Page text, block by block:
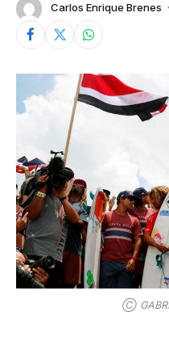
Carlos Enrique Brenes
Ⓒ